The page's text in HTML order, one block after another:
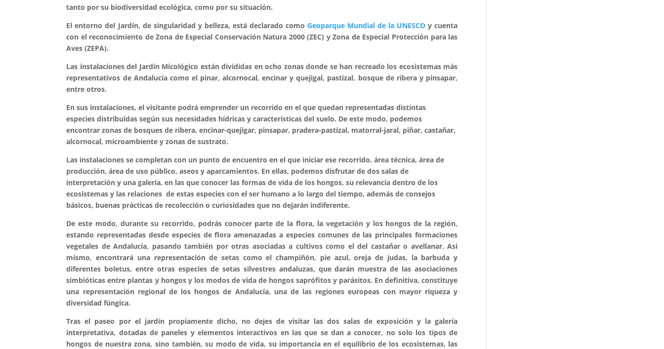
tanto por su biodiversidad ecológica, como por su situación.
El entorno del Jardín, de singularidad y belleza, está declarado como Geoparque Mundial de la UNESCOy cuenta
con el reconocimiento de Zona de Especial Conservación Natura 2000 (ZEC) y Zona de Especial Protección para las
Aves (ZEPA).
Las instalaciones del Jardín Micológico están divididas en ocho zonas donde se han recreado los ecosistemas más
representativos de Andalucía como el pinar, alcornocal, encinar y quejigal, pastizal, bosque de ribera y pinsapar,
entre otros.
En sus instalaciones, el visitante podrá emprender un recorrido en el que quedan representadas distintas
especies distribuidas según sus necesidades hídricas y características del suelo. De este modo, podemos
encontrar zonas de bosques de ribera, encinar-quejigar, pinsapar, pradera-pastizal, matorral-jaral, piñar, castañar,
alcornocal, microambiente y zonas de sustrato.
Las instalaciones se completan con un punto de encuentro en el que iniciar ese recorrido, área técnica, área de
producción, área de uso público, aseos y aparcamientos. En ellas, podemos disfrutar de dos salas de
interpretación y una galería, en las que conocer las formas de vida de los hongos, su relevancia dentro de los
ecosistemas y las relaciones de estas especies con el ser humano a lo largo del tiempo, además de consejos
básicos, buenas prácticas de recolección o curiosidades que no dejarán indiferente.
De este modo, durante su recorrido, podrás conocer parte de la flora, la vegetación y los hongos de la región,
estando representadas desde especies de flora amenazadas a especies comunes de las principales formaciones
vegetales de Andalucía, pasando también por otras asociadas a cultivos como el del castañar o avellanar. Así
mismo, encontrará una representación de setas como el champiñón, pie azul, oreja de judas, la barbuda y
diferentes boletus, entre otras especies de setas silvestres andaluzas, que darán muestra de las asociaciones
simbióticas entre plantas y hongos y los modos de vida de hongos saprófitos y parásitos. En definitiva, constituye
una representación regional de los hongos de Andalucía, una de las regiones europeas con mayor riqueza y
diversidad fúngica.
Tras el paseo por el jardín propiamente dicho, no dejes de visitar las dos salas de exposición y la galería
interpretativa, dotadas de paneles y elementos interactivos en las que se dan a conocer, no solo los tipos de
hongos de nuestra zona, sino también, su modo de vida, su importancia en el equilibrio de los ecosistemas, las